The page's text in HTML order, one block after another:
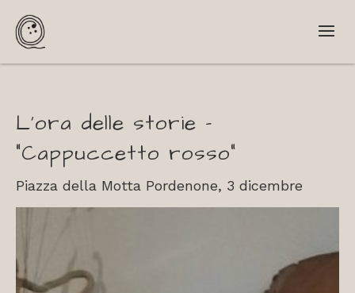
L’ora delle storie –
“Cappuccetto rosso”
Piazza della Motta Pordenone, 3 dicembre